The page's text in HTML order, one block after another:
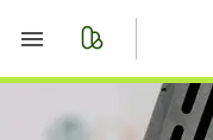
Start